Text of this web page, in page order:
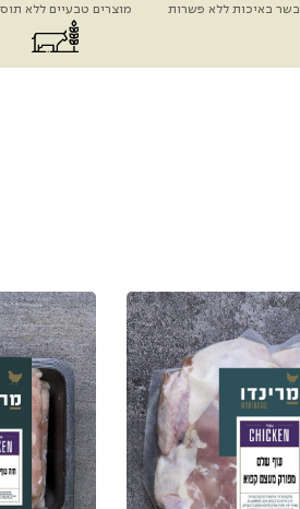
בשר באיכות ללא פשרות מוצרים טבעיים ללא